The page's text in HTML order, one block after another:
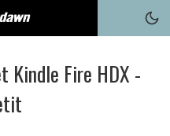
Kindle Fire HDX -